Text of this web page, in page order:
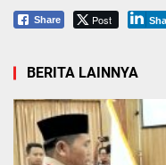
Share Post
BERITA LAINNYA